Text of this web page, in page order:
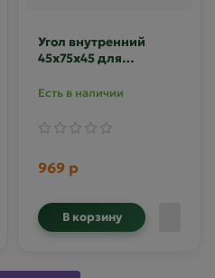
Угол внутренний
45х75х45 для
Винтаж темный
Есть в наличии
969 р
В корзину